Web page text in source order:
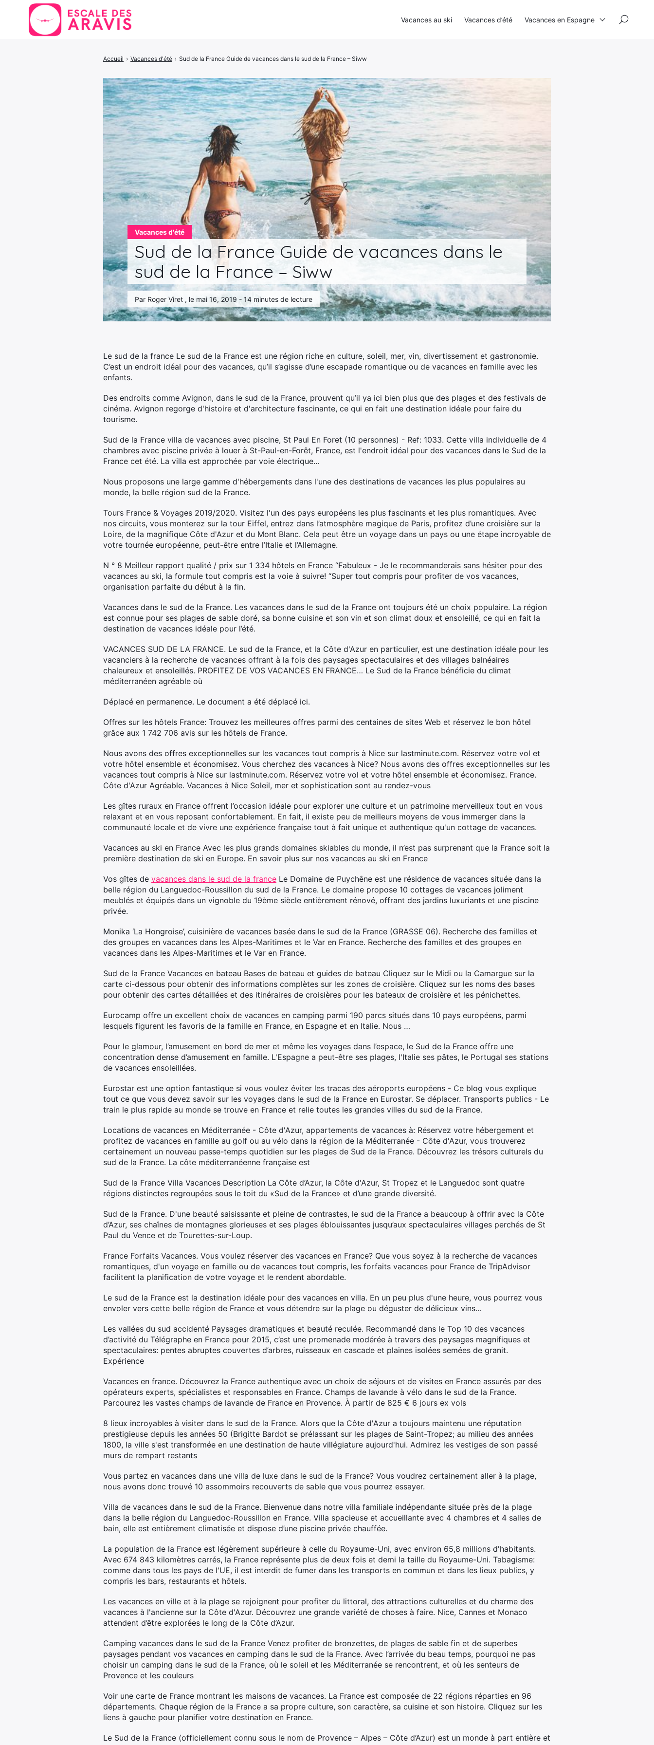
Vacances d'été
Sud de la France Guide de vacances dans le
sud de la France – Siww
Par Roger Viret , le mai 16, 2019 - 14 minutes de lecture
Accueil › Vacances d'été › Sud de la France Guide de vacances dans le sud de la France – Siww
Le sud de la france Le sud de la France est une région riche en culture, soleil, mer, vin, divertissement et gastronomie.
C’est un endroit idéal pour des vacances, qu’il s’agisse d’une escapade romantique ou de vacances en famille avec les
enfants.
Des endroits comme Avignon, dans le sud de la France, prouvent qu’il ya ici bien plus que des plages et des festivals de
cinéma. Avignon regorge d'histoire et d'architecture fascinante, ce qui en fait une destination idéale pour faire du
tourisme.
Sud de la France villa de vacances avec piscine, St Paul En Foret (10 personnes) - Ref: 1033. Cette villa individuelle de 4
chambres avec piscine privée à louer à St-Paul-en-Forêt, France, est l'endroit idéal pour des vacances dans le Sud de la
France cet été. La villa est approchée par voie électrique…
Nous proposons une large gamme d'hébergements dans l'une des destinations de vacances les plus populaires au
monde, la belle région sud de la France.
Tours France & Voyages 2019/2020. Visitez l'un des pays européens les plus fascinants et les plus romantiques. Avec
nos circuits, vous monterez sur la tour Eiffel, entrez dans l’atmosphère magique de Paris, profitez d’une croisière sur la
Loire, de la magnifique Côte d'Azur et du Mont Blanc. Cela peut être un voyage dans un pays ou une étape incroyable de
votre tournée européenne, peut-être entre l’Italie et l’Allemagne.
N ° 8 Meilleur rapport qualité / prix sur 1 334 hôtels en France “Fabuleux - Je le recommanderais sans hésiter pour des
vacances au ski, la formule tout compris est la voie à suivre! “Super tout compris pour profiter de vos vacances,
organisation parfaite du début à la fin.
Vacances dans le sud de la France. Les vacances dans le sud de la France ont toujours été un choix populaire. La région
est connue pour ses plages de sable doré, sa bonne cuisine et son vin et son climat doux et ensoleillé, ce qui en fait la
destination de vacances idéale pour l’été.
VACANCES SUD DE LA FRANCE. Le sud de la France, et la Côte d'Azur en particulier, est une destination idéale pour les
vacanciers à la recherche de vacances offrant à la fois des paysages spectaculaires et des villages balnéaires
chaleureux et ensoleillés. PROFITEZ DE VOS VACANCES EN FRANCE… Le Sud de la France bénéficie du climat
méditerranéen agréable où
Déplacé en permanence. Le document a été déplacé ici.
Offres sur les hôtels France: Trouvez les meilleures offres parmi des centaines de sites Web et réservez le bon hôtel
grâce aux 1 742 706 avis sur les hôtels de France.
Nous avons des offres exceptionnelles sur les vacances tout compris à Nice sur lastminute.com. Réservez votre vol et
votre hôtel ensemble et économisez. Vous cherchez des vacances à Nice? Nous avons des offres exceptionnelles sur les
vacances tout compris à Nice sur lastminute.com. Réservez votre vol et votre hôtel ensemble et économisez. France.
Côte d'Azur Agréable. Vacances à Nice Soleil, mer et sophistication sont au rendez-vous
Les gîtes ruraux en France offrent l’occasion idéale pour explorer une culture et un patrimoine merveilleux tout en vous
relaxant et en vous reposant confortablement. En fait, il existe peu de meilleurs moyens de vous immerger dans la
communauté locale et de vivre une expérience française tout à fait unique et authentique qu'un cottage de vacances.
Vacances au ski en France Avec les plus grands domaines skiables du monde, il n’est pas surprenant que la France soit la
première destination de ski en Europe. En savoir plus sur nos vacances au ski en France
Vos gîtes de vacances dans le sud de la france Le Domaine de Puychêne est une résidence de vacances située dans la
belle région du Languedoc-Roussillon du sud de la France. Le domaine propose 10 cottages de vacances joliment
meublés et équipés dans un vignoble du 19ème siècle entièrement rénové, offrant des jardins luxuriants et une piscine
privée.
Monika ‘La Hongroise’, cuisinière de vacances basée dans le sud de la France (GRASSE 06). Recherche des familles et
des groupes en vacances dans les Alpes-Maritimes et le Var en France. Recherche des familles et des groupes en
vacances dans les Alpes-Maritimes et le Var en France.
Sud de la France Vacances en bateau Bases de bateau et guides de bateau Cliquez sur le Midi ou la Camargue sur la
carte ci-dessous pour obtenir des informations complètes sur les zones de croisière. Cliquez sur les noms des bases
pour obtenir des cartes détaillées et des itinéraires de croisières pour les bateaux de croisière et les pénichettes.
Eurocamp offre un excellent choix de vacances en camping parmi 190 parcs situés dans 10 pays européens, parmi
lesquels figurent les favoris de la famille en France, en Espagne et en Italie. Nous …
Pour le glamour, l’amusement en bord de mer et même les voyages dans l’espace, le Sud de la France offre une
concentration dense d’amusement en famille. L'Espagne a peut-être ses plages, l'Italie ses pâtes, le Portugal ses stations
de vacances ensoleillées.
Eurostar est une option fantastique si vous voulez éviter les tracas des aéroports européens - Ce blog vous explique
tout ce que vous devez savoir sur les voyages dans le sud de la France en Eurostar. Se déplacer. Transports publics - Le
train le plus rapide au monde se trouve en France et relie toutes les grandes villes du sud de la France.
Locations de vacances en Méditerranée - Côte d'Azur, appartements de vacances à: Réservez votre hébergement et
profitez de vacances en famille au golf ou au vélo dans la région de la Méditerranée - Côte d'Azur, vous trouverez
certainement un nouveau passe-temps quotidien sur les plages de Sud de la France. Découvrez les trésors culturels du
sud de la France. La côte méditerranéenne française est
Sud de la France Villa Vacances Description La Côte d’Azur, la Côte d'Azur, St Tropez et le Languedoc sont quatre
régions distinctes regroupées sous le toit du «Sud de la France» et d’une grande diversité.
Sud de la France. D'une beauté saisissante et pleine de contrastes, le sud de la France a beaucoup à offrir avec la Côte
d’Azur, ses chaînes de montagnes glorieuses et ses plages éblouissantes jusqu’aux spectaculaires villages perchés de St
Paul du Vence et de Tourettes-sur-Loup.
France Forfaits Vacances. Vous voulez réserver des vacances en France? Que vous soyez à la recherche de vacances
romantiques, d'un voyage en famille ou de vacances tout compris, les forfaits vacances pour France de TripAdvisor
facilitent la planification de votre voyage et le rendent abordable.
Le sud de la France est la destination idéale pour des vacances en villa. En un peu plus d'une heure, vous pourrez vous
envoler vers cette belle région de France et vous détendre sur la plage ou déguster de délicieux vins…
Les vallées du sud accidenté Paysages dramatiques et beauté reculée. Recommandé dans le Top 10 des vacances
d’activité du Télégraphe en France pour 2015, c’est une promenade modérée à travers des paysages magnifiques et
spectaculaires: pentes abruptes couvertes d’arbres, ruisseaux en cascade et plaines isolées semées de granit.
Expérience
Vacances en france. Découvrez la France authentique avec un choix de séjours et de visites en France assurés par des
opérateurs experts, spécialistes et responsables en France. Champs de lavande à vélo dans le sud de la France.
Parcourez les vastes champs de lavande de France en Provence. À partir de 825 € 6 jours ex vols
8 lieux incroyables à visiter dans le sud de la France. Alors que la Côte d'Azur a toujours maintenu une réputation
prestigieuse depuis les années 50 (Brigitte Bardot se prélassant sur les plages de Saint-Tropez; au milieu des années
1800, la ville s'est transformée en une destination de haute villégiature aujourd'hui. Admirez les vestiges de son passé
murs de rempart restants
Vous partez en vacances dans une villa de luxe dans le sud de la France? Vous voudrez certainement aller à la plage,
nous avons donc trouvé 10 assommoirs recouverts de sable que vous pourrez essayer.
Villa de vacances dans le sud de la France. Bienvenue dans notre villa familiale indépendante située près de la plage
dans la belle région du Languedoc-Roussillon en France. Villa spacieuse et accueillante avec 4 chambres et 4 salles de
bain, elle est entièrement climatisée et dispose d’une piscine privée chauffée.
La population de la France est légèrement supérieure à celle du Royaume-Uni, avec environ 65,8 millions d'habitants.
Avec 674 843 kilomètres carrés, la France représente plus de deux fois et demi la taille du Royaume-Uni. Tabagisme:
comme dans tous les pays de l'UE, il est interdit de fumer dans les transports en commun et dans les lieux publics, y
compris les bars, restaurants et hôtels.
Les vacances en ville et à la plage se rejoignent pour profiter du littoral, des attractions culturelles et du charme des
vacances à l'ancienne sur la Côte d'Azur. Découvrez une grande variété de choses à faire. Nice, Cannes et Monaco
attendent d’être explorées le long de la Côte d’Azur.
Camping vacances dans le sud de la France Venez profiter de bronzettes, de plages de sable fin et de superbes
paysages pendant vos vacances en camping dans le sud de la France. Avec l’arrivée du beau temps, pourquoi ne pas
choisir un camping dans le sud de la France, où le soleil et les Méditerranée se rencontrent, et où les senteurs de
Provence et les couleurs
Voir une carte de France montrant les maisons de vacances. La France est composée de 22 régions réparties en 96
départements. Chaque région de la France a sa propre culture, son caractère, sa cuisine et son histoire. Cliquez sur les
liens à gauche pour planifier votre destination en France.
Le Sud de la France (officiellement connu sous le nom de Provence – Alpes – Côte d’Azur) est un monde à part entière et
Vacances au ski Vacances d’été Vacances en Espagne
×
Rechercher